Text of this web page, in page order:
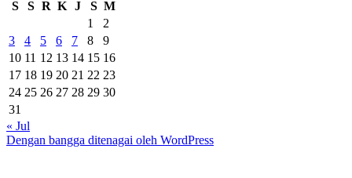
S
S R K J S M
1
2
3
4 5 6 7 8
9
10 11 12 13 14 15 16
17 18 19 20 21 22 23
24 25 26 27 28 29 30
31
« Jul
Dengan bangga ditenagai oleh WordPress